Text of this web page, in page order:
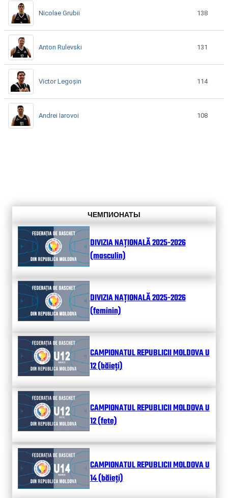
Nicolae Grubii 138
Anton Rulevski 131
Victor Legoșin 114
Andrei Iarovoi 108
ЧЕМПИОНАТЫ
DIVIZIA NAȚIONALĂ 2025-2026
(masculin)
DIVIZIA NAȚIONALĂ 2025-2026
(feminin)
CAMPIONATUL REPUBLICII MOLDOVA U
12 (băieți)
CAMPIONATUL REPUBLICII MOLDOVA U
12 (fete)
CAMPIONATUL REPUBLICII MOLDOVA U
14 (băieți)